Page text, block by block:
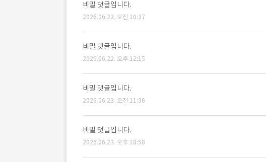
비밀 댓글입니다.
2026.06.22. 오전 10:37
비밀 댓글입니다.
2026.06.22. 오후 12:15
비밀 댓글입니다.
2026.06.23. 오전 11:36
비밀 댓글입니다.
2026.06.23. 오후 18:58